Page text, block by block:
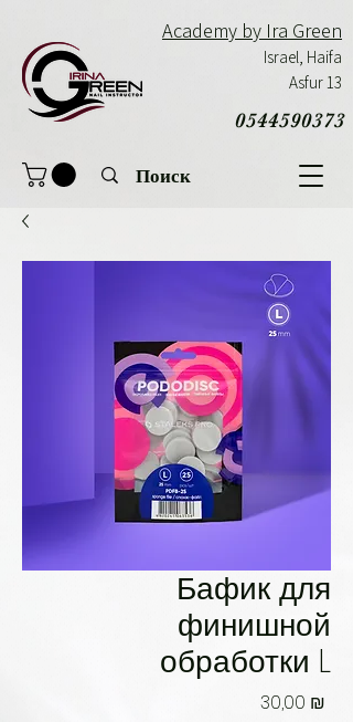
0544590373
Academy by Ira Green
Israel, Haifa
Asfur 13
Бафик для
финишной
обработки L
30,00 ₪